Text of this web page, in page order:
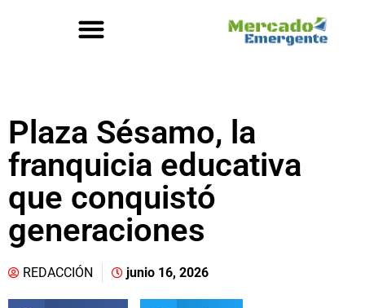
Plaza Sésamo, la
franquicia educativa
que conquistó
generaciones
REDACCIÓN junio 16, 2026